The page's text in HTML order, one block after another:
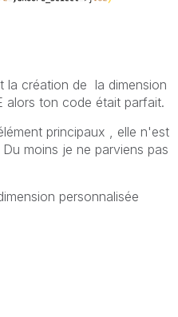
la création de la dimension
alors ton code était parfait.
principaux , elle n'est
moins je ne parviens pas
personnalisée